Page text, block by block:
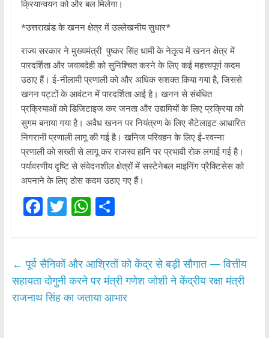
क्रियान्वयन को और बल मिलेगा।
*उत्तराखंड के खनन क्षेत्र में उल्लेखनीय सुधार*
राज्य सरकार ने मुख्यमंत्री पुष्कर सिंह धामी के नेतृत्व में खनन क्षेत्र में
पारदर्शिता और जवाबदेही को सुनिश्चित करने के लिए कई महत्त्वपूर्ण कदम
उठाए हैं। ई-नीलामी प्रणाली को और अधिक सशक्त किया गया है, जिससे
खनन पट्टों के आवंटन में पारदर्शिता आई है। खनन से संबंधित
प्रक्रियाओं को डिजिटाइज कर जनता और उद्यमियों के लिए प्रक्रिया को
सुगम बनाया गया है। अवैध खनन पर नियंत्रण के लिए सैटेलाइट आधारित
निगरानी प्रणाली लागू की गई है। खनिज परिवहन के लिए ई-रवन्ना
प्रणाली को सख्ती से लागू कर राजस्व हानि पर प्रभावी रोक लगाई गई है।
पर्यावरणीय दृष्टि से संवेदनशील क्षेत्रों में सस्टेनेबल माइनिंग प्रैक्टिसेस को
अपनाने के लिए ठोस कदम उठाए गए हैं।
F
b
o
o
T
er
W
s
A
p
S
e
← पूर्व सैनिकों और आश्रितों को केंद्र से बड़ी सौगात — वित्तीय
सहायता दोगुनी करने पर मंत्री गणेश जोशी ने केंद्रीय रक्षा मंत्री
राजनाथ सिंह का जताया आभार